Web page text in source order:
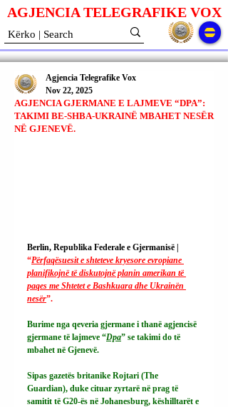
AGJENCIA TELEGRAFIKE VOX
AGJENCIA GJERMANE E LAJMEVE “DPA”:
TAKIMI BE-SHBA-UKRAINË MBAHET NESËR
NË GJENEVË.
Agjencia Telegrafike Vox
Nov 22, 2025
Berlin, Republika Federale e Gjermanisë |
“Përfaqësuesit e shteteve kryesore evropiane
planifikojnë të diskutojnë planin amerikan të
paqes me Shtetet e Bashkuara dhe Ukrainën
nesër”.
Burime nga qeveria gjermane i thanë agjencisë
gjermane të lajmeve “Dpa” se takimi do të
mbahet në Gjenevë.
Sipas gazetës britanike Rojtari (The
Guardian), duke cituar zyrtarë në prag të
samitit të G20-ës në Johanesburg, këshilltarët e